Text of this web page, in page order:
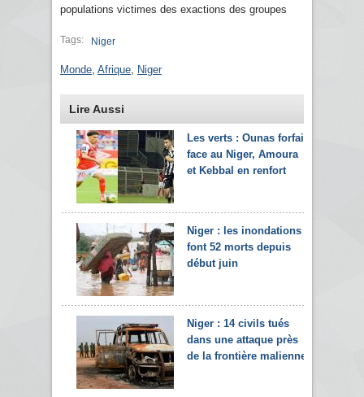
populations victimes des exactions des groupes
Tags: Niger
Monde Afrique Niger
Lire Aussi
Les verts : Ounas forfait
face au Niger, Amoura
et Kebbal en renfort
Niger : les inondations
font 52 morts depuis
début juin
Niger : 14 civils tués
dans une attaque près
de la frontière malienne